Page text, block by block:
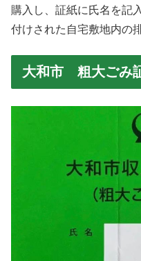
購入し、証紙に氏名を記
付けされた自宅敷地内の
大和市 粗大ごみ